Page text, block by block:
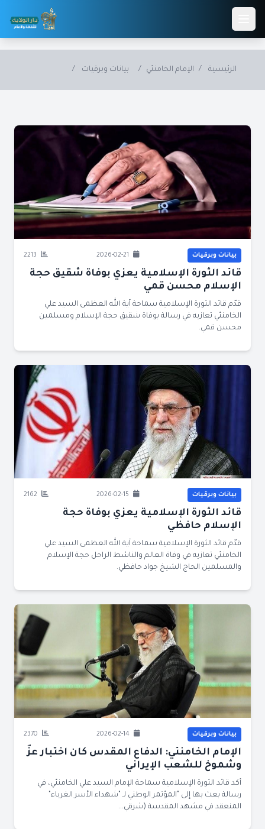
Skip to main content
الرئيسية / الإمام الخامنئي / بيانات وبرقيات /
بيانات وبرقيات
قائد الثورة الإسلامية يعزي بوفاة شقيق حجة
الإسلام محسن قمي
قدّم قائد الثورة الإسلامية سماحة آية الله العظمى السيد علي
الخامنئي تعازيه في رسالة بوفاة شقيق حجة الإسلام ومسلمين
محسن قمي.
بيانات وبرقيات
قائد الثورة الإسلامية يعزي بوفاة حجة
الإسلام حافظي
قدّم قائد الثورة الإسلامية سماحة آية الله العظمى السيد علي
الخامنئي تعازيه في وفاة العالم والناشط الراحل حجة الإسلام
والمسلمين الحاج الشيخ جواد حافظي.
بيانات وبرقيات
الإمام الخامنئي: الدفاع المقدس كان اختبار عزّ
وشموخ للشعب الإيراني
أكد قائد الثورة الإسلامية سماحة الإمام السيد علي الخامنئي، في
رسالة بعث بها إلى "المؤتمر الوطني لـ "شهداء الأسر الغرباء"
المنعقد في مشهد المقدسة (شرقي...